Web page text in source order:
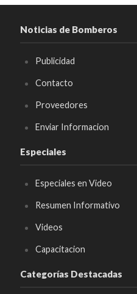
Noticias de Bomberos
Publicidad
Contacto
Proveedores
Enviar Informacion
Especiales
Especiales en Video
Resumen Informativo
Videos
Capacitacion
Categorías Destacadas